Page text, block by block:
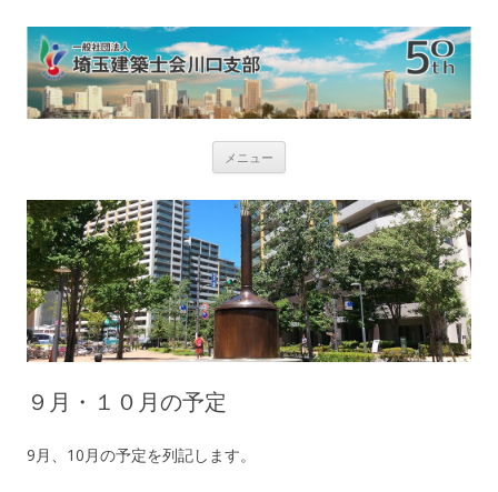
メニュー
ン
ツ
へ
ス
キ
ッ
プ
９月・１０月の予定
9月、10月の予定を列記します。